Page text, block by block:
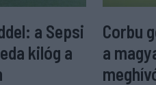
a Sepsi
kilóg a
Corbu
a